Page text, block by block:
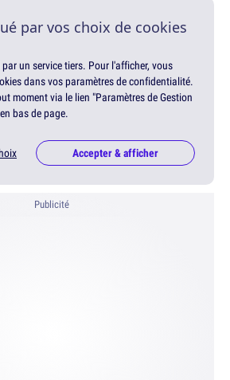
par vos choix de cookies
un service tiers. Pour l'afficher, vous
dans vos paramètres de confidentialité.
moment via le lien "Paramètres de Gestion
bas de page.
Accepter & afficher
Publicité